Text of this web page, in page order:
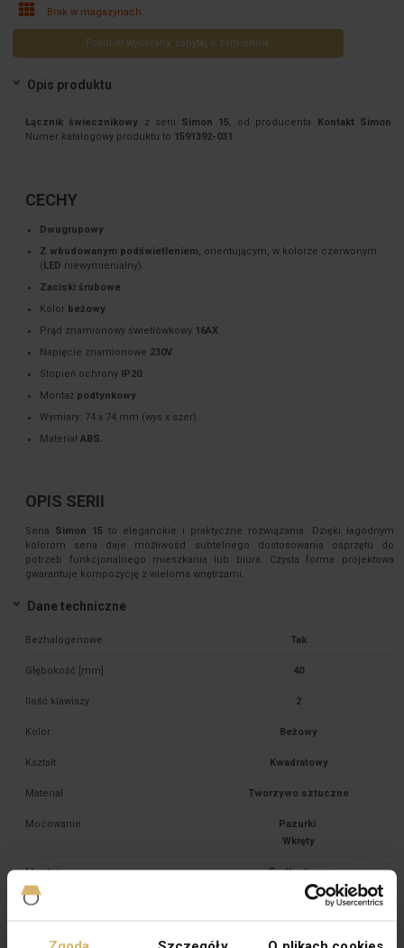
Brak w magazynach
Produkt wycofany, zapytaj o zamiennik
Opis produktu
Łącznik świecznikowy z serii Simon 15, od producenta Kontakt Simon.
Numer katalogowy produktu to 1591392-031 .
CECHY
Dwugrupowy.
Z wbudowanym podświetleniem, orientującym, w kolorze czerwonym
(LED niewymienialny).
Zaciski śrubowe.
Kolor beżowy.
Prąd znamionowy świetlówkowy 16AX.
Napięcie znamionowe 230V.
Stopień ochrony IP20.
Montaż podtynkowy.
Wymiary: 74 x 74 mm (wys x szer).
MateriałABS.
OPIS SERII
Seria Simon 15 to eleganckie i praktyczne rozwiązania. Dzięki łagodnym
kolorom seria daje możliwośd subtelnego dostosowania osprzętu do
potrzeb funkcjonalnego mieszkania lub biura. Czysta forma projektowa
gwarantuje kompozycję z wieloma wnętrzami.
Dane techniczne
Bezhalogenowe Tak
Głębokość [mm] 40
Ilość klawiszy 2
Kolor Beżowy
Kształt Kwadratowy
Materiał Tworzywo sztuczne
Mocowanie
Pazurki
Montaż Podtynkowy
Napięcie znamionowe [V]